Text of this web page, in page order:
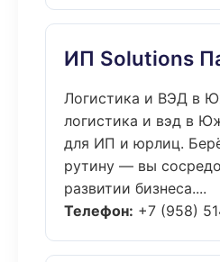
ИП Solutions
Логистика и ВЭД в
логистика и вэд в
для ИП и юрлиц.
рутину — вы
развитии бизнеса....
Телефон: +7 (958)